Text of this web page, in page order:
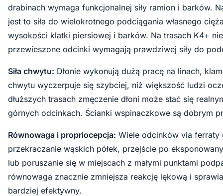
drabinach wymaga funkcjonalnej siły ramion i barków.
jest to siła do wielokrotnego podciągania własnego
wysokości klatki piersiowej i barków. Na trasach K4+
przewieszone odcinki wymagają prawdziwej siły do
Siła chwytu: Dłonie wykonują dużą pracę na linach,
chwytu wyczerpuje się szybciej, niż większość ludzi
dłuższych trasach zmęczenie dłoni może stać się
górnych odcinkach. Ścianki wspinaczkowe są dobrym
Równowaga i propriocepcja: Wiele odcinków via ferraty
przekraczanie wąskich półek, przejście po
lub poruszanie się w miejscach z małymi punktami
równowaga znacznie zmniejsza reakcję lękową i
bardziej efektywny.